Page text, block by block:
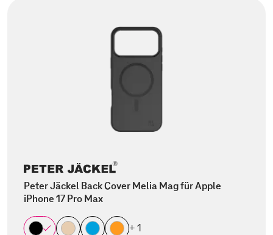
Peter Jäckel Back Cover Melia Mag für Apple
iPhone 17 Pro Max
+ 1